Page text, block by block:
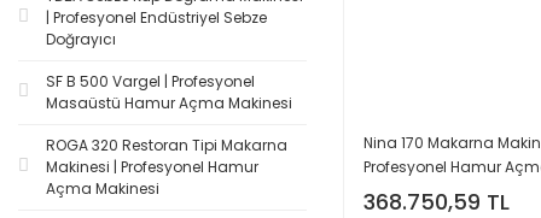
| Profesyonel Endüstriyel Sebze
Doğrayıcı
SF B 500 Vargel | Profesyonel
Masaüstü Hamur Açma Makinesi
ROGA 320 Restoran Tipi Makarna
Makinesi | Profesyonel Hamur
Açma Makinesi
Nina 170 Makarna
Profesyonel Hamur
Kesme Makinesi
368.750,59 TL